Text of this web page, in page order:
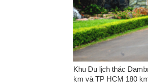
Khu Du lịch thác
km và TP HCM 180